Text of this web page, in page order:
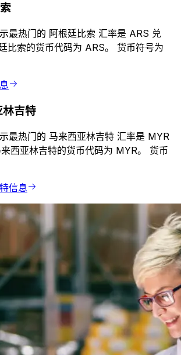
最热门的 阿根廷比索 汇率是 ARS 兑
比索的货币代码为 ARS。 货币符号为
林吉特
最热门的 马来西亚林吉特 汇率是 MYR
西亚林吉特的货币代码为 MYR。 货币
信息